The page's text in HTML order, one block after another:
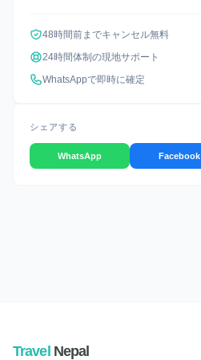
48時間前までキャンセル無料
24時間体制の現地サポート
WhatsAppで即時に確定
シェアする
WhatsApp Facebook
Travel Nepal